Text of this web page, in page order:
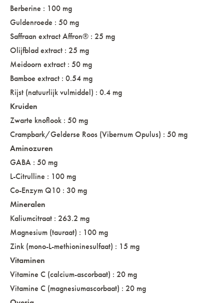
Berberine : 100 mg
Guldenroede : 50 mg
Saffraan extract Affron® : 25 mg
Olijfblad extract : 25 mg
Meidoorn extract : 50 mg
Bamboe extract : 0.54 mg
Rijst (natuurlijk vulmiddel) : 0.4 mg
Kruiden
Zwarte knoflook : 50 mg
Crampbark/Gelderse Roos (Vibernum Opulus) : 50 mg
Aminozuren
GABA : 50 mg
L-Citrulline : 100 mg
Co-Enzym Q10 : 30 mg
Mineralen
Kaliumcitraat : 263.2 mg
Magnesium (tauraat) : 100 mg
Zink (mono-L-methioninesulfaat) : 15 mg
Vitaminen
Vitamine C (calcium-ascorbaat) : 20 mg
Vitamine C (magnesiumascorbaat) : 20 mg